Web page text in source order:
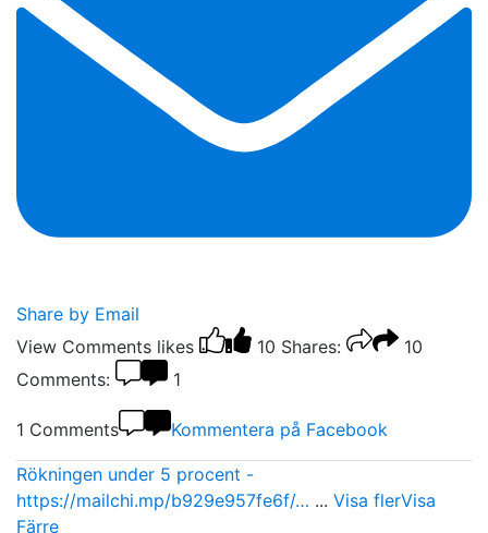
Share by Email
View Comments likes 10 Shares:
10
Comments:
1
1 Comments Kommentera på Facebook
Rökningen under 5 procent -
https://mailchi.mp/b929e957fe6f/… ... Visa flerVisa
Färre